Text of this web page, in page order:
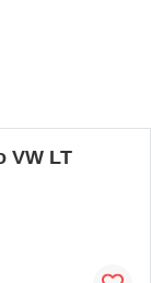
VW LT